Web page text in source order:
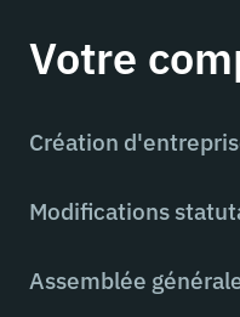
Votre
Création
Modifications
Assemblée